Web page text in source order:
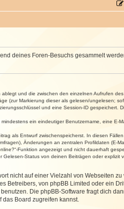
deines Foren-Besuchs gesammelt
und die zwischen den einzelnen Aufrufen
(zur Markierung dieser als gelesen/ungelesen;
und eine Session-ID gespeichert.
ein eindeutiger Benutzername, eine E-
als Entwurf zwischenspeicherst. In diesen
Änderungen an zentralen Profildaten (E-
Funktion angezeigt und nicht dauerhaft
Status von deinen Beiträgen oder explizit
nicht auf einer Vielzahl von Webseiten
Betreibers, von phpBB Limited oder ein
Die phpBB-Software fragt dich
das Board zugreifen kannst.